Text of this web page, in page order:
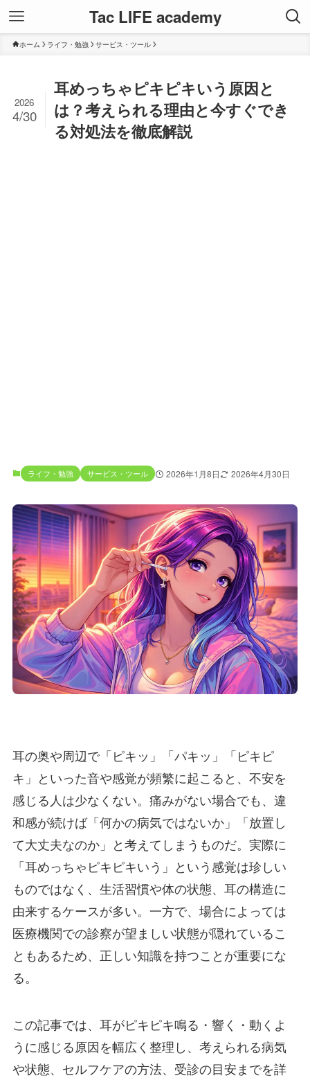
Tac LIFE academy
ホーム ライフ・勉強 サービス・ツール
耳めっちゃピキピキいう原因と
は？考えられる理由と今すぐでき
る対処法を徹底解説
2026
4/30
ライフ・勉強 サービス・ツール 2026年1月8日 2026年4月30日
耳の奥や周辺で「ピキッ」「パキッ」「ピキピ
キ」といった音や感覚が頻繁に起こると、不安を
感じる人は少なくない。痛みがない場合でも、違
和感が続けば「何かの病気ではないか」「放置し
て大丈夫なのか」と考えてしまうものだ。実際に
「耳めっちゃピキピキいう」という感覚は珍しい
ものではなく、生活習慣や体の状態、耳の構造に
由来するケースが多い。一方で、場合によっては
医療機関での診察が望ましい状態が隠れているこ
ともあるため、正しい知識を持つことが重要にな
る。
この記事では、耳がピキピキ鳴る・響く・動くよ
うに感じる原因を幅広く整理し、考えられる病気
や状態、セルフケアの方法、受診の目安までを詳